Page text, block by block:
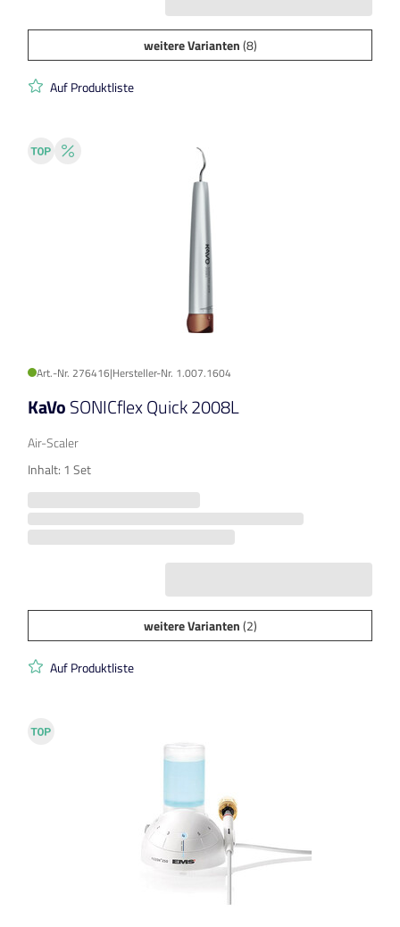
weitere Varianten(8)
Auf Produktliste
Art.-Nr. 276416|Hersteller-Nr. 1.007.1604
KaVoSONICflex Quick 2008L
Air-Scaler
Inhalt: 1 Set
weitere Varianten(2)
Auf Produktliste